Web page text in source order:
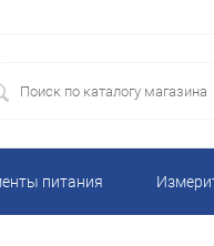
питания